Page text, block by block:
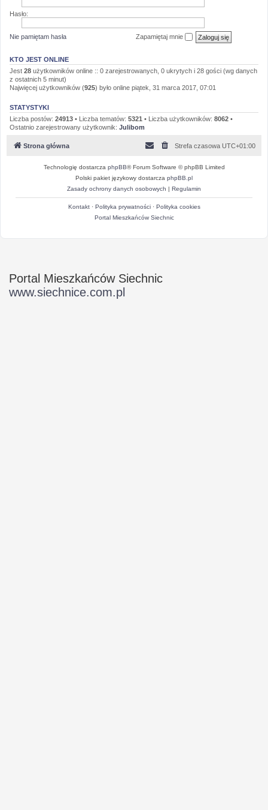
Hasło:
Nie pamiętam hasła Zapamiętaj mnie
KTO JEST ONLINE
Jest 28 użytkowników online :: 0 zarejestrowanych, 0 ukrytych i 28 gości (wg danych
z ostatnich 5 minut)
Najwięcej użytkowników (925) było online piątek, 31 marca 2017, 07:01
STATYSTYKI
Liczba postów: 24913 • Liczba tematów: 5321 • Liczba użytkowników: 8062 •
Ostatnio zarejestrowany użytkownik: Julibom
Strona główna Strefa czasowa UTC+01:00
Technologię dostarcza phpBB® Forum Software © phpBB Limited
Polski pakiet językowy dostarcza phpBB.pl
Zasady ochrony danych osobowych | Regulamin
Kontakt· Polityka prywatności· Polityka cookies
Portal Mieszkańców Siechnic
Portal Mieszkańców Siechnic
www.siechnice.com.pl